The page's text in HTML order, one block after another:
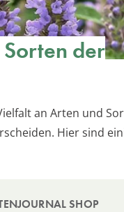
der
an Arten und
Hier sind
SHOP